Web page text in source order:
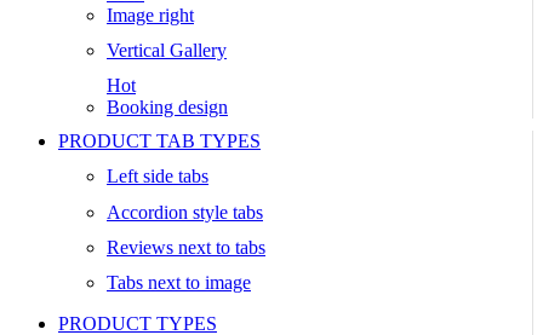
Image right
Vertical Gallery
Hot
Booking design
PRODUCT TAB TYPES
Left side tabs
Accordion style tabs
Reviews next to tabs
Tabs next to image
PRODUCT TYPES